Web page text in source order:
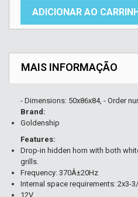
ADICIONAR AO
MAIS INFORMAÇÃO
- Dimensions: 50x86x84, - Order
Brand:
Goldenship
Features:
Drop-in hidden horn with both
grills.
Frequency: 370Â±20Hz
Internal space requirements: 2x3-
12V